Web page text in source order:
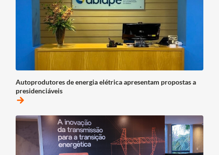
Autoprodutores de energia elétrica apresentam propostas a
presidenciáveis
arrow_forward